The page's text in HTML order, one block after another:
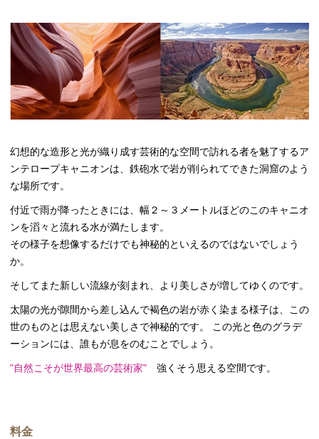
幻想的な造形と光が織り成す芸術的な空間で訪れる者を魅了するア
ンテロープキャニオンは、鉄砲水で岩が削られてできた洞窟のよう
な場所です。
付近で雨が降ったときには、幅２～３メートルほどのこのキャニオ
ンを滔々と流れる水が満たします。
その様子を想像するだけでも神秘的といえるのではないでしょう
か。
そしてまた新しい流線が刻まれ、より美しさが増してゆくのです。
太陽の光が隙間から差し込んで褐色の岩が赤く染まる様子は、この
世のものとは思えない美しさで神秘的です。 この光と色のグラデ
ーションには、誰もが息をのむことでしょう。
"自然こそが世界最高の芸術家"強くそう思える空間です。
料金